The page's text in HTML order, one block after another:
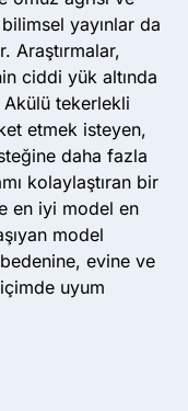
yayınlar da
Araştırmalar,
ciddi yük altında
tekerlekli
etmek isteyen,
daha fazla
kolaylaştıran bir
en iyi model en
model
evine ve
uyum